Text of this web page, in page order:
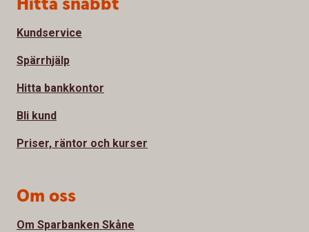
Kundservice
Spärrhjälp
Hitta bankkontor
Bli kund
Priser, räntor och kurser
Om oss
Om Sparbanken Skåne